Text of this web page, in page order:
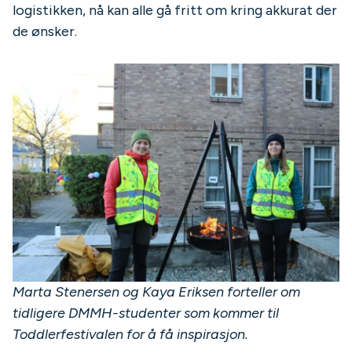
logistikken, nå kan alle gå fritt om kring akkurat der
de ønsker.
Marta Stenersen og Kaya Eriksen forteller om
tidligere DMMH-studenter som kommer til
Toddlerfestivalen for å få inspirasjon.